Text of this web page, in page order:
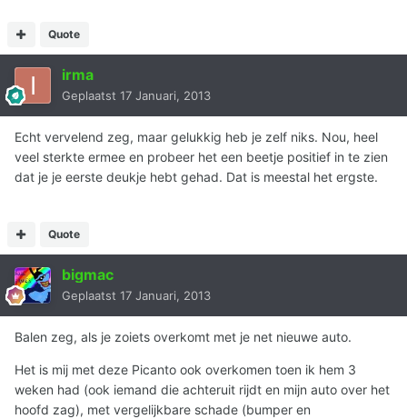
Quote
irma
Geplaatst 17 Januari, 2013
Echt vervelend zeg, maar gelukkig heb je zelf niks. Nou, heel
veel sterkte ermee en probeer het een beetje positief in te zien
dat je je eerste deukje hebt gehad. Dat is meestal het ergste.
Quote
bigmac
Geplaatst 17 Januari, 2013
Balen zeg, als je zoiets overkomt met je net nieuwe auto.
Het is mij met deze Picanto ook overkomen toen ik hem 3
weken had (ook iemand die achteruit rijdt en mijn auto over het
hoofd zag), met vergelijkbare schade (bumper en